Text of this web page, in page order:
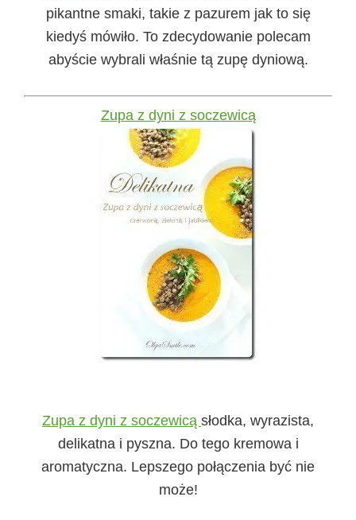
pikantne smaki, takie z pazurem jak to się
kiedyś mówiło. To zdecydowanie polecam
abyście wybrali właśnie tą zupę dyniową.
Zupa z dyni z soczewicą
Zupa z dyni z soczewicą słodka, wyrazista,
delikatna i pyszna. Do tego kremowa i
aromatyczna. Lepszego połączenia być nie
może!